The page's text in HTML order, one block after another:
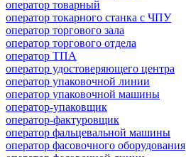
оператор товарный
оператор токарного станка с ЧПУ
оператор торгового зала
оператор торгового отдела
оператор ТПА
оператор удостоверяющего центра
оператор упаковочной линии
оператор упаковочной машины
оператор-упаковщик
оператор-фактуровщик
оператор фальцевальной машины
оператор фасовочного оборудования